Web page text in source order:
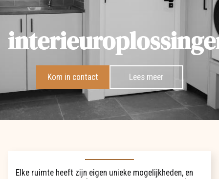
Kom in contact Lees meer
Elke ruimte heeft zijn eigen unieke mogelijkheden, en